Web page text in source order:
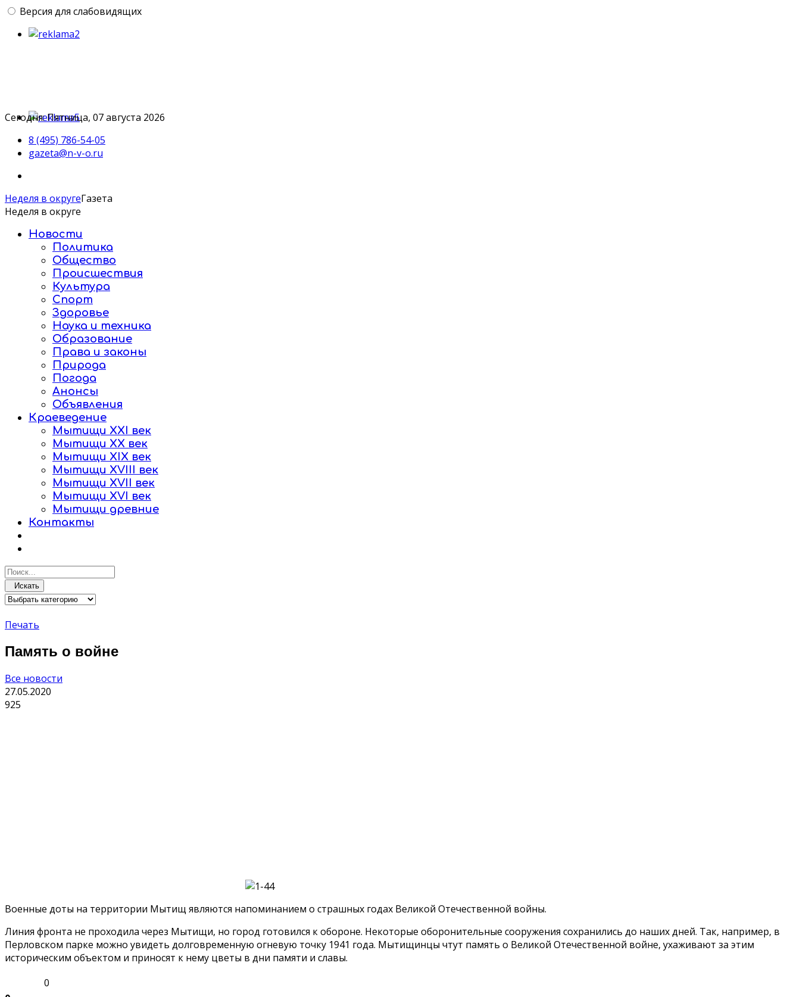
Версия для слабовидящих
Сегодня: Пятница, 07 августа 2026
8 (495) 786-54-05
gazeta@n-v-o.ru
Неделя в округеГазета
Неделя в округе
Новости
Политика
Общество
Происшествия
Культура
Спорт
Здоровье
Наука и техника
Образование
Права и законы
Природа
Погода
Анонсы
Объявления
Краеведение
Мытищи XXI век
Мытищи XX век
Мытищи XIX век
Мытищи XVIII век
Мытищи XVII век
Мытищи XVI век
Мытищи древние
Контакты
Искать
Печать
Память о войне
Все новости
27.05.2020
925
Военные доты на территории Мытищ являются напоминанием о страшных годах Великой Отечественной войны.
Линия фронта не проходила через Мытищи, но город готовился к обороне. Некоторые оборонительные сооружения сохранились до наших дней. Так, например, в
Перловском парке можно увидеть долговременную огневую точку 1941 года. Мытищинцы чтут память о Великой Отечественной войне, ухаживают за этим
историческим объектом и приносят к нему цветы в дни памяти и славы.
0